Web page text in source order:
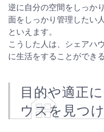
逆に自分の空間をしっか
面をしっかり管理したい
といえます。
こうした人は、シェアハ
に生活をすることができ
目的や適正
ウスを見つ